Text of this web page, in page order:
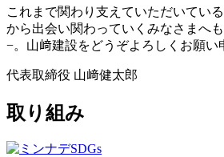
これまで関わり支えていただいてい
から出会い関わっていくみなさまへ
−。山﨑建設をどうぞよろしくお願い
代表取締役 山﨑健太郎
取り組み